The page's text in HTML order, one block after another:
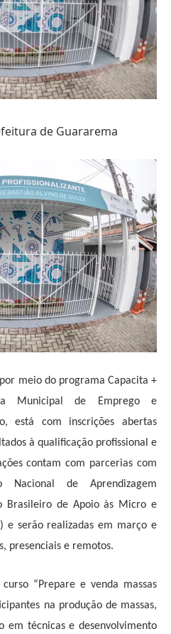
de Guararema
meio do programa Capacita +
Municipal de Emprego e
está com inscrições abertas
à qualificação profissional e
contam com parcerias com
Nacional de Aprendizagem
Brasileiro de Apoio às Micro e
e serão realizadas em março e
presenciais e remotos.
“Prepare e venda massas
na produção de massas,
em técnicas e desenvolvimento